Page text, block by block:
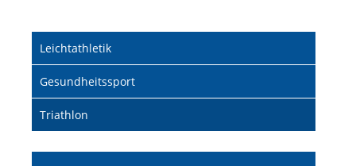
überspringen
Leichtathletik
Gesundheitssport
Triathlon